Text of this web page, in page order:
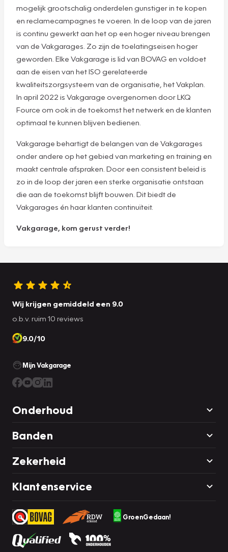
mogelijk grootschalig onderdelen gunstiger in te kopen
en reclamecampagnes te voeren. In de loop van de jaren
is continu gewerkt aan het op een hoger niveau brengen
van de Vakgarages. Zo zijn de toelatingseisen hoger
geworden. Elke Vakgarage is lid van BOVAG en voldoet
aan de eisen van het ISO gerelateerde
kwaliteitszorgsysteem van de organisatie, het Vakplan.
In april 2022 is Vakgarage overgenomen door LKQ
Fource om ook in de toekomst het netwerk en de klanten
optimaal te kunnen blijven bedienen.
Vakgarage behartigt de belangen van de Vakgarages
onder andere op het gebied van marketing en training en
maakt centrale afspraken. Door een consistent beleid is
zo in de loop der jaren een sterke organisatie ontstaan
die aan de toekomst blijft bouwen. Dit biedt de
Vakgarages én haar klanten continuïteit.
Vakgarage, kom gerust verder!
Wij krijgen gemiddeld een 9.0
o.b.v. ruim 10 reviews
9.0/10
Mijn Vakgarage
Onderhoud
Banden
Zekerheid
Klantenservice
GroenGedaan!